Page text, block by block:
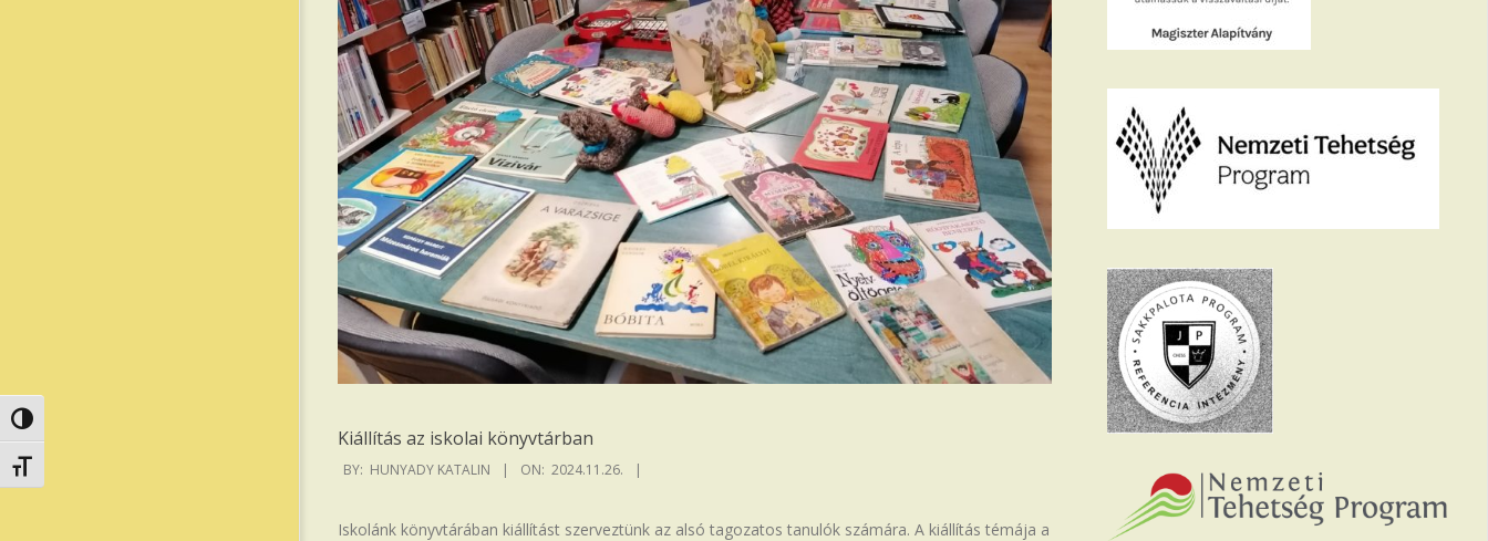
Nagy kontraszt váltása
Betűméret váltása
Kiállítás az iskolai könyvtárban
2024-
26
BY: HUNYADY KATALIN ON: 2024.11.26.
Iskolánk könyvtárában kiállítást szerveztünk az alsó tagozatos tanulók számára. A kiállítás témája a